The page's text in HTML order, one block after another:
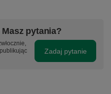
pytania?
Zadaj pytanie